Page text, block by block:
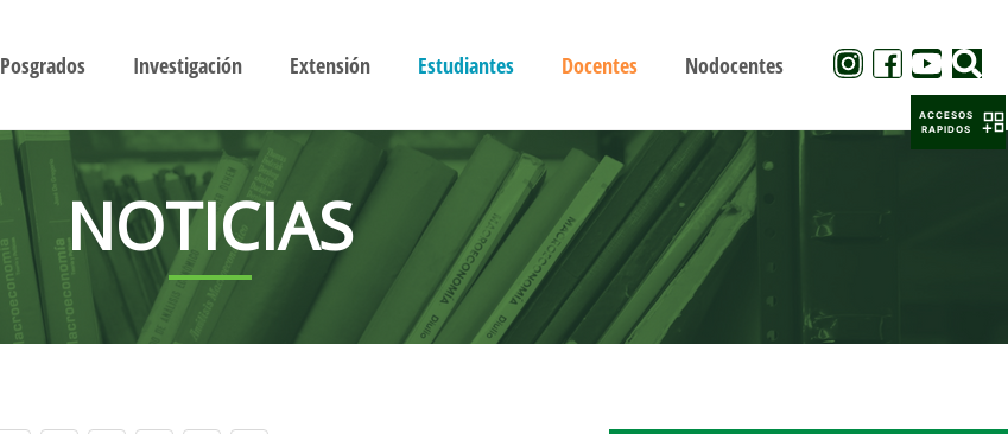
Posgrados Investigación Extensión Estudiantes Docentes Nodocentes
NOTICIAS
ACCESOS
RAPIDOS